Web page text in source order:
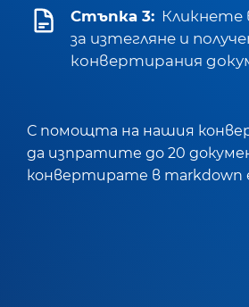
Стъпка 3: Кликнете
за изтегляне и
конвертирания
С помощта на нашия
да изпратите до 20
конвертирате в markdown